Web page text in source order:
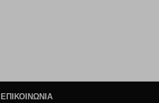
ΕΠΙΚΟΙΝΩΝΙΑ